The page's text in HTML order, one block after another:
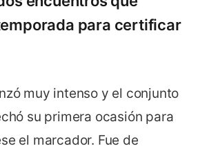
para certificar
muy intenso y el conjunto
su primera ocasión para
el marcador. Fue de